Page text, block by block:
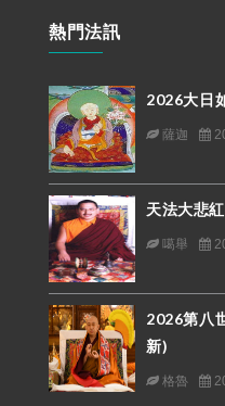
熱門法訊
2026大日
薩迦
天法大悲
噶舉
2026第八
新)
格魯